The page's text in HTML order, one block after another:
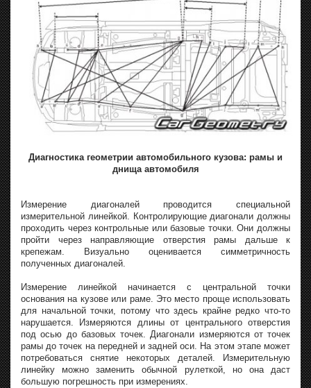
Диагностика геометрии автомобильного кузова: рамы и
днища автомобиля
Измерение диагоналей проводится специальной
измерительной линейкой. Контролирующие диагонали должны
проходить через контрольные или базовые точки. Они должны
пройти через направляющие отверстия рамы дальше к
крепежам. Визуально оценивается симметричность
полученных диагоналей.
Измерение линейкой начинается с центральной точки
основания на кузове или раме. Это место проще использовать
для начальной точки, потому что здесь крайне редко что-то
нарушается. Измеряются длины от центрального отверстия
под осью до базовых точек. Диагонали измеряются от точек
рамы до точек на передней и задней оси. На этом этапе может
потребоваться снятие некоторых деталей. Измерительную
линейку можно заменить обычной рулеткой, но она даст
большую погрешность при измерениях.